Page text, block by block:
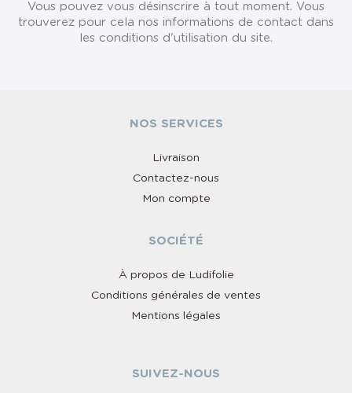
Vous pouvez vous désinscrire à tout moment. Vous
trouverez pour cela nos informations de contact dans
les conditions d'utilisation du site.
NOS SERVICES
Livraison
Contactez-nous
Mon compte
SOCIÉTÉ
À propos de Ludifolie
Conditions générales de ventes
Mentions légales
SUIVEZ-NOUS